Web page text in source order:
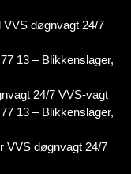
døgnvagt 24/7
13 – Blikkenslager,
24/7 VVS-vagt
13 – Blikkenslager,
VVS døgnvagt 24/7